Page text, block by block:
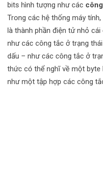
bits hình tượng như các
Trong các hệ thống máy tính,
là thành phần điện tử nhỏ
như các công tắc ở trạng
dấu – như các công tắc ở
thức có thể nghĩ về một byte
như một tập hợp các công